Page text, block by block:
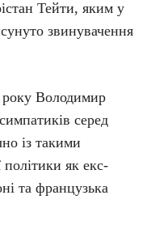
Тейти, яким у
звинувачення
Володимир
серед
із такими
як екс-
та французька